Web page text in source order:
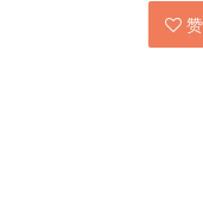
起29元月租合计